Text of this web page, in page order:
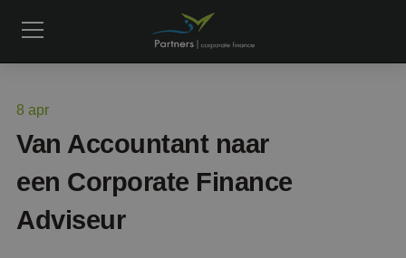
8 apr
Van Accountant naar
een Corporate Finance
Adviseur